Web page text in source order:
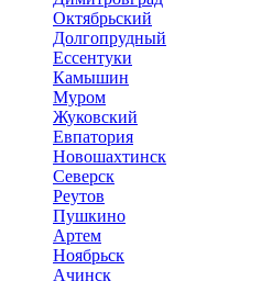
Октябрьский
Долгопрудный
Ессентуки
Камышин
Муром
Жуковский
Евпатория
Новошахтинск
Северск
Реутов
Пушкино
Артем
Ноябрьск
Ачинск